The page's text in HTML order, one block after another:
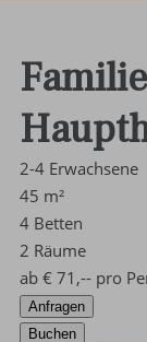
2-4 Erwachsene
45 m²
4 Betten
2 Räume
ab€ 71,-- pro
Anfragen
Buchen